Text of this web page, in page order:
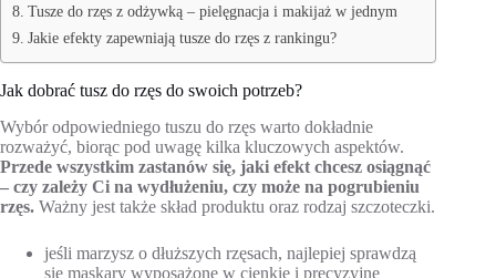
Tusze do rzęs z odżywką – pielęgnacja i makijaż w jednym
Jakie efekty zapewniają tusze do rzęs z rankingu?
Jak dobrać tusz do rzęs do swoich potrzeb?
Wybór odpowiedniego tuszu do rzęs warto dokładnie
rozważyć, biorąc pod uwagę kilka kluczowych aspektów.
Przede wszystkim zastanów się, jaki efekt chcesz osiągnąć
– czy zależy Ci na wydłużeniu, czy może na pogrubieniu
rzęs. Ważny jest także skład produktu oraz rodzaj szczoteczki.
jeśli marzysz o dłuższych rzęsach, najlepiej sprawdzą
się maskary wyposażone w cienkie i precyzyjne